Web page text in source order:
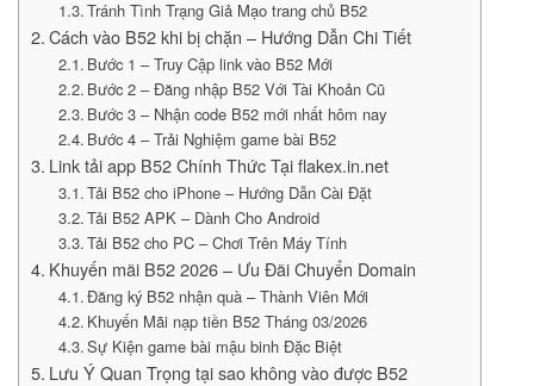
Tránh Tình Trạng Giả Mạo trang chủ B52
Cách vào B52 khi bị chặn – Hướng Dẫn Chi Tiết
Bước 1 – Truy Cập link vào B52 Mới
Bước 2 – Đăng nhập B52 Với Tài Khoản Cũ
Bước 3 – Nhận code B52 mới nhất hôm nay
Bước 4 – Trải Nghiệm game bài B52
Link tải app B52 Chính Thức Tại flakex.in.net
Tải B52 cho iPhone – Hướng Dẫn Cài Đặt
Tải B52 APK – Dành Cho Android
Tải B52 cho PC – Chơi Trên Máy Tính
Khuyến mãi B52 2026 – Ưu Đãi Chuyển Domain
Đăng ký B52 nhận quà – Thành Viên Mới
Khuyến Mãi nạp tiền B52 Tháng 03/2026
Sự Kiện game bài mậu binh Đặc Biệt
Lưu Ý Quan Trọng tại sao không vào được B52